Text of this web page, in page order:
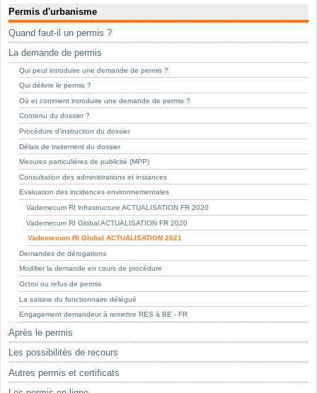
Permis d'urbanisme
Cartographie
Etudes et publications
Mots-clés
Renseignements urbanistiques
Permis d'urbanisme
Quand faut-il un permis ?
La demande de permis
Qui peut introduire une demande de permis ?
Qui délivre le permis ?
Où et comment introduire une demande de permis ?
Contenu du dossier ?
Procédure d’instruction du dossier
Délais de traitement du dossier
Mesures particulières de publicité (MPP)
Consultation des administrations et instances
Evaluation des incidences environnementales
Vademecum RI lnfrastructure ACTUALISATION FR 2020
Vademecum RI Global ACTUALISATION FR 2020
Vademecum RI Global ACTUALISATION 2021
Demandes de dérogations
Modifier la demande en cours de procédure
Octroi ou refus de permis
La saisine du fonctionnaire délégué
Engagement demandeur à remettre RES à BE - FR
Après le permis
Les possibilités de recours
Autres permis et certificats